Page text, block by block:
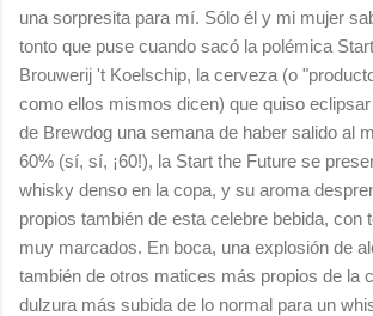
una sorpresita para mí. Sólo él y mi mujer
tonto que puse cuando sacó la polémica
Brouwerij 't Koelschip, la cerveza (o
como ellos mismos dicen) que quiso
de Brewdog una semana de haber salido al
60% (sí, sí, ¡60!), la Start the Future se
whisky denso en la copa, y su aroma
propios también de esta celebre bebida, con
muy marcados. En boca, una explosión de
también de otros matices más propios de la
dulzura más subida de lo normal para un